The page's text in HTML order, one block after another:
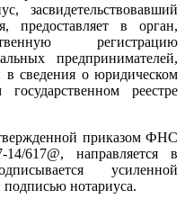
засвидетельствовавший
предоставляет в орган,
регистрацию
предпринимателей,
в сведения о юридическом
реестре
приказом ФНС
617@, направляется в
усиленной
нотариуса.